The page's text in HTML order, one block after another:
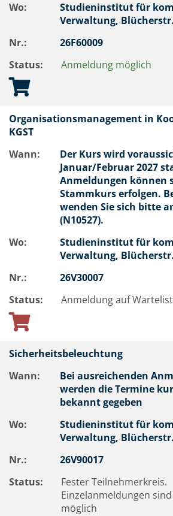
Wo:
Studieninstitut für
Verwaltung, Blücherstr.
Nr.:
26F60009
Status:
Anmeldung möglich
Organisationsmanagement in
KGST
Wann:
Der Kurs wird
Januar/Februar 2027
Anmeldungen können
Stammkurs erfolgen.
wenden Sie sich bitte
(N10527).
Wo:
Studieninstitut für
Verwaltung, Blücherstr.
Nr.:
26V30007
Status:
Anmeldung auf
Sicherheitsbeleuchtung
Wann:
Bei ausreichenden
werden die Termine
bekannt gegeben
Wo:
Studieninstitut für
Verwaltung, Blücherstr.
Nr.:
26V90017
Status:
Fester Teilnehmerkreis.
Einzelanmeldungen
möglich